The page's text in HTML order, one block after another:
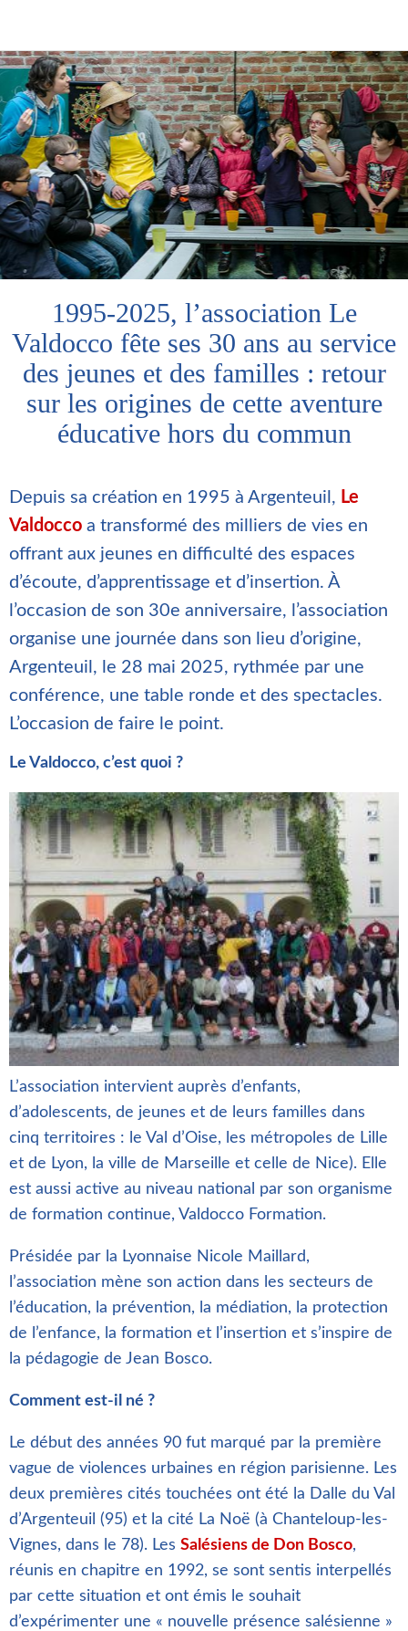
1995-2025, l’association Le
Valdocco fête ses 30 ans au service
des jeunes et des familles : retour
sur les origines de cette aventure
éducative hors du commun
Depuis sa création en 1995 à Argenteuil, Le
Valdocco a transformé des milliers de vies en
offrant aux jeunes en difficulté des espaces
d’écoute, d’apprentissage et d’insertion. À
l’occasion de son 30e anniversaire, l’association
organise une journée dans son lieu d’origine,
Argenteuil, le 28 mai 2025, rythmée par une
conférence, une table ronde et des spectacles.
L’occasion de faire le point.
Le Valdocco, c’est quoi ?
L’association intervient auprès d’enfants,
d’adolescents, de jeunes et de leurs familles dans
cinq territoires : le Val d’Oise, les métropoles de Lille
et de Lyon, la ville de Marseille et celle de Nice). Elle
est aussi active au niveau national par son organisme
de formation continue, Valdocco Formation.
Présidée par la Lyonnaise Nicole Maillard,
l’association mène son action dans les secteurs de
l’éducation, la prévention, la médiation, la protection
de l’enfance, la formation et l’insertion et s’inspire de
la pédagogie de Jean Bosco.
Comment est-il né ?
Le début des années 90 fut marqué par la première
vague de violences urbaines en région parisienne. Les
deux premières cités touchées ont été la Dalle du Val
d’Argenteuil (95) et la cité La Noë (à Chanteloup-les-
Vignes, dans le 78). Les Salésiens de Don Bosco,
réunis en chapitre en 1992, se sont sentis interpellés
par cette situation et ont émis le souhait
d’expérimenter une « nouvelle présence salésienne »